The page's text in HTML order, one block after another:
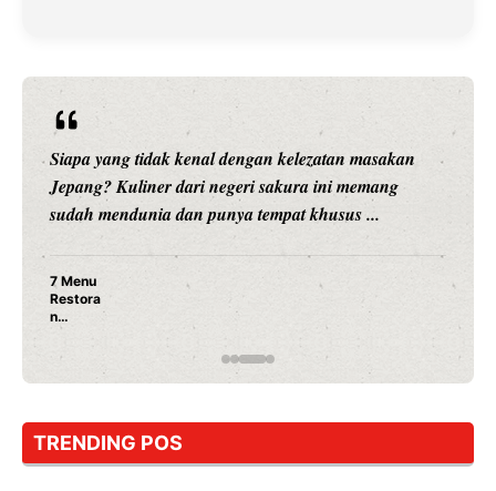
Siapa yang tidak kenal dengan kelezatan masakan
Jepang? Kuliner dari negeri sakura ini memang
sudah mendunia dan punya tempat khusus ...
7 Menu
Restora
n
Jepang
yang
Dicoba,
Cuma
Sushi!
TRENDING POS